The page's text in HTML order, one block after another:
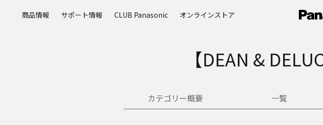
商品情報 サポート情報 CLUB Panasonic オンラインストア
【DEAN &
カテゴリー概要 一覧